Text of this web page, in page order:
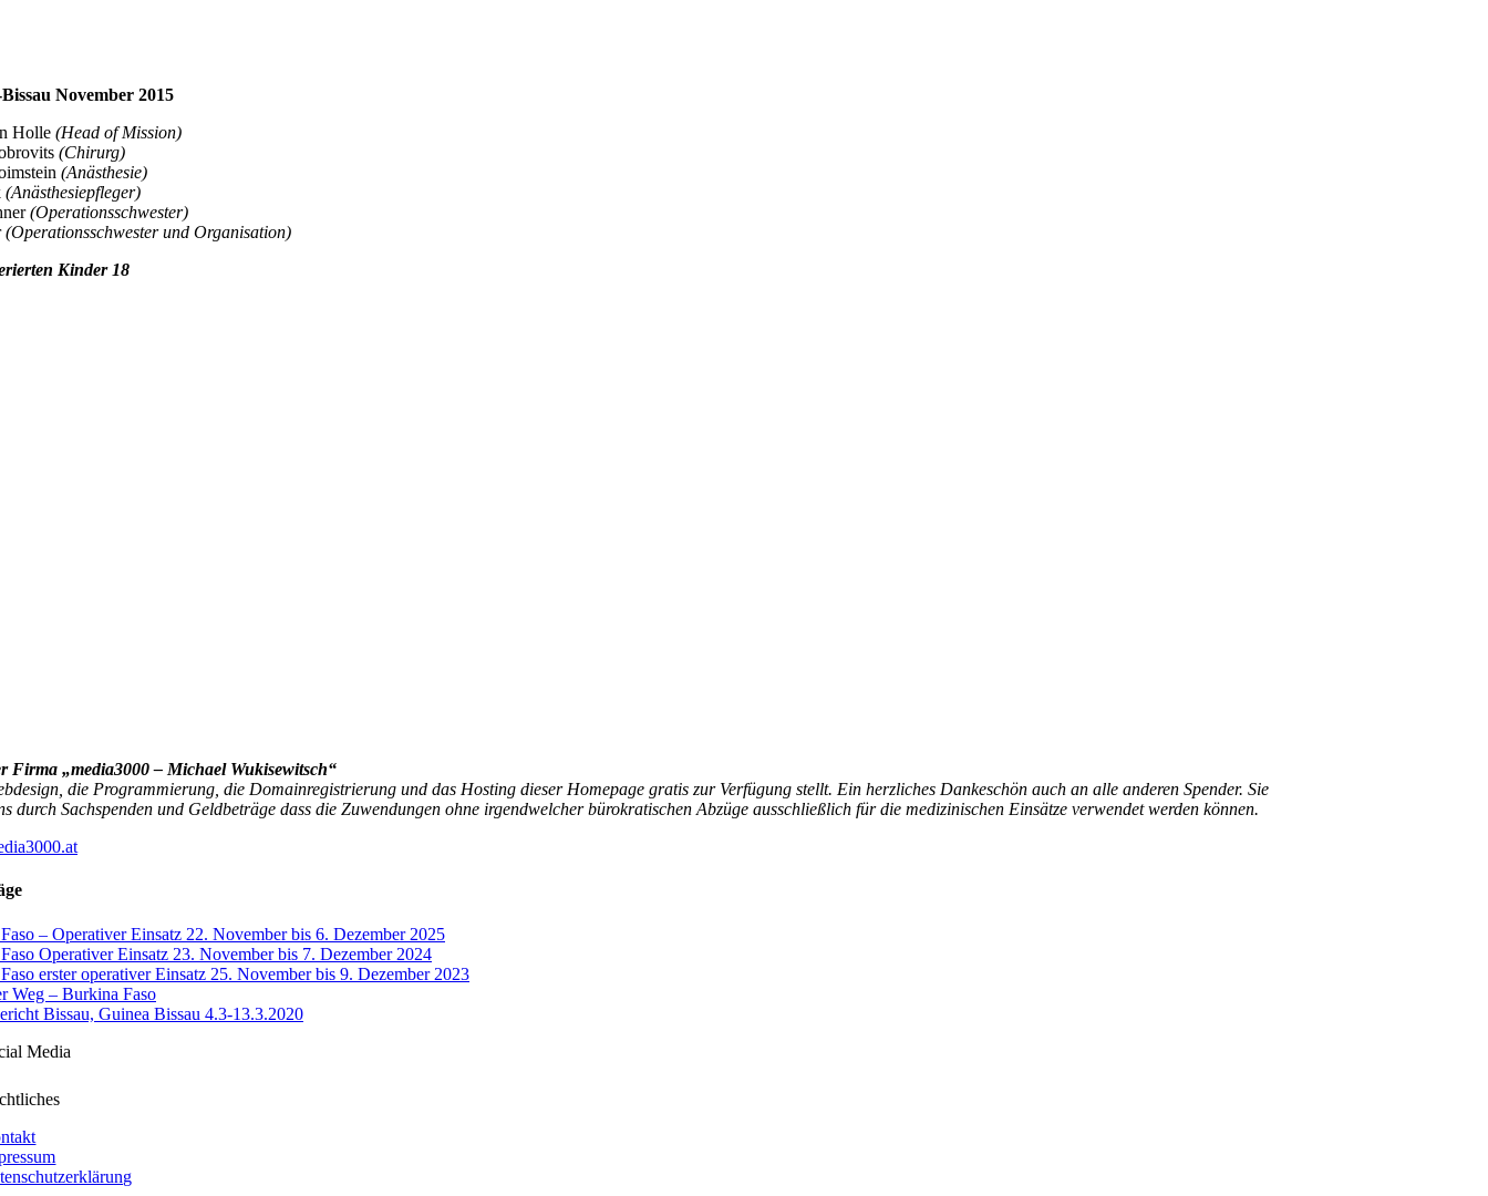
November 2015
Holle (Head of Mission)
(Chirurg)
(Anästhesie)
(Anästhesiepfleger)
(Operationsschwester)
(Operationsschwester und Organisation)
Kinder 18
Firma „media3000 – Michael Wukisewitsch“
die Programmierung, die Domainregistrierung und das Hosting dieser Homepage gratis zur Verfügung stellt. Ein herzliches Dankeschön auch an alle anderen Spender. Sie
durch Sachspenden und Geldbeträge dass die Zuwendungen ohne irgendwelcher bürokratischen Abzüge ausschließlich für die medizinischen Einsätze verwendet werden können.
– Operativer Einsatz 22. November bis 6. Dezember 2025
Operativer Einsatz 23. November bis 7. Dezember 2024
erster operativer Einsatz 25. November bis 9. Dezember 2023
Weg – Burkina Faso
Bissau, Guinea Bissau 4.3-13.3.2020
Media